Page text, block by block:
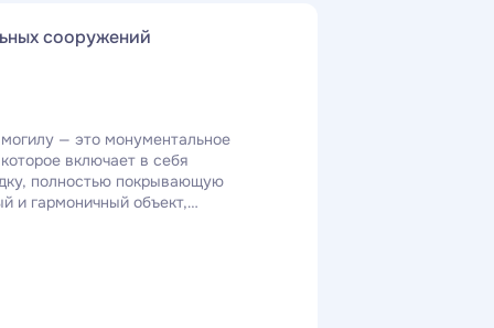
сооружений
— это монументальное
включает в себя
полностью покрывающую
и гармоничный объект,